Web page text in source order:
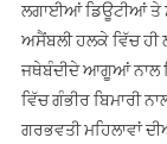
ਲਗਾਈਆਂ ਡਿਊਟੀਆਂ ਤੇ
ਅਸੈਂਬਲੀ ਹਲਕੇ ਵਿੱਚ ਹੀ
ਜਥੇਬੰਦੀਦੇ ਆਗੂਆਂ ਨਾਲ
ਵਿੱਚ ਗੰਭੀਰ ਬਿਮਾਰੀ
ਗਰਭਵਤੀ ਮਹਿਲਾਵਾਂ